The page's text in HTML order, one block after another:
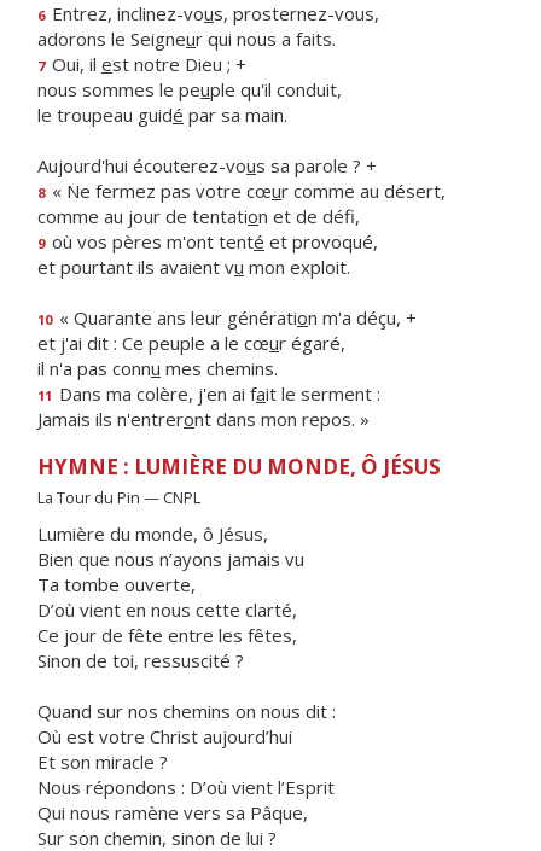
6 Entrez, inclinez-vous, prosternez-vous,
adorons le Seigneur qui nous a faits.
7 Oui, il est notre Dieu ; +
nous sommes le peuple qu'il conduit,
le troupeau guidé par sa main.
Aujourd'hui écouterez-vous sa parole ? +
8 « Ne fermez pas votre cœur comme au désert,
comme au jour de tentation et de défi,
9 où vos pères m'ont tenté et provoqué,
et pourtant ils avaient vu mon exploit.
10 « Quarante ans leur génération m'a déçu, +
et j'ai dit : Ce peuple a le cœur égaré,
il n'a pas connu mes chemins.
11 Dans ma colère, j'en ai fait le serment :
Jamais ils n'entreront dans mon repos. »
HYMNE : LUMIÈRE DU MONDE, Ô JÉSUS
La Tour du Pin — CNPL
Lumière du monde, ô Jésus,
Bien que nous n’ayons jamais vu
Ta tombe ouverte,
D’où vient en nous cette clarté,
Ce jour de fête entre les fêtes,
Sinon de toi, ressuscité ?
Quand sur nos chemins on nous dit :
Où est votre Christ aujourd’hui
Et son miracle ?
Nous répondons : D’où vient l’Esprit
Qui nous ramène vers sa Pâque,
Sur son chemin, sinon de lui ?